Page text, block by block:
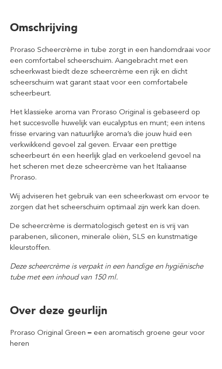
Omschrijving
Proraso Scheercrème in tube zorgt in een handomdraai voor
een comfortabel scheerschuim. Aangebracht met een
scheerkwast biedt deze scheercrème een rijk en dicht
scheerschuim wat garant staat voor een comfortabele
scheerbeurt.
Het klassieke aroma van Proraso Original is gebaseerd op
het succesvolle huwelijk van eucalyptus en munt; een intens
frisse ervaring van natuurlijke aroma’s die jouw huid een
verkwikkend gevoel zal geven. Ervaar een prettige
scheerbeurt én een heerlijk glad en verkoelend gevoel na
het scheren met deze scheercrème van het Italiaanse
Proraso.
Wij adviseren het gebruik van een scheerkwast om ervoor te
zorgen dat het scheerschuim optimaal zijn werk kan doen.
De scheercrème is dermatologisch getest en is vrij van
parabenen, siliconen, minerale oliën, SLS en kunstmatige
kleurstoffen.
Deze scheercrème is verpakt in een handige en hygiënische
tube met een inhoud van 150 ml.
Over deze geurlijn
Proraso Original Green – een aromatisch groene geur voor
heren